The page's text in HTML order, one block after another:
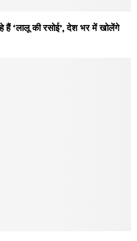
हैं ‘लालू की रसोई’, देश भर में खोलेंगे